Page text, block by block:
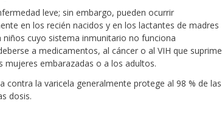
leve; sin embargo, pueden ocurrir
en los recién nacidos y en los lactantes de madres
cuyo sistema inmunitario no funciona
a medicamentos, al cáncer o al VIH que suprime
mujeres embarazadas o a los adultos.
contra la varicela generalmente protege al 98 % de las
dosis.